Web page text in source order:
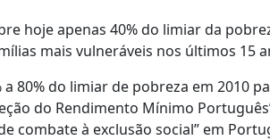
hoje apenas 40% do limiar da
mais vulneráveis nos últimos 15
80% do limiar de pobreza em 2010
do Rendimento Mínimo
combate à exclusão social” em